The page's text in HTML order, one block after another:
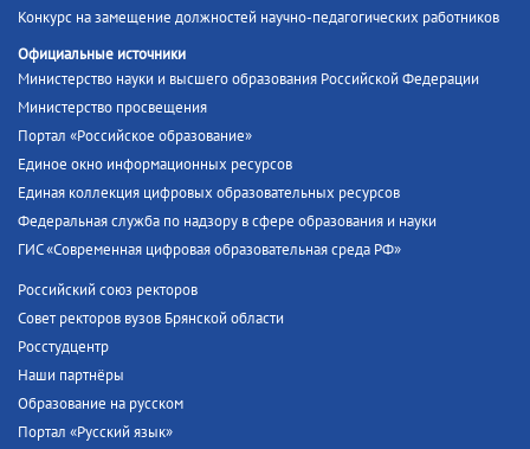
Конкурс на замещение должностей научно-педагогических работников
Официальные источники
Министерство науки и высшего образования Российской Федерации
Министерство просвещения
Портал «Российское образование»
Единое окно информационных ресурсов
Единая коллекция цифровых образовательных ресурсов
Федеральная служба по надзору в сфере образования и науки
ГИС «Современная цифровая образовательная среда РФ»
Российский союз ректоров
Совет ректоров вузов Брянской области
Росстудцентр
Наши партнёры
Образование на русском
Портал «Русский язык»